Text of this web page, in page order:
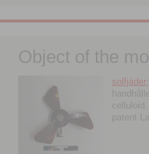
Object of the
patent